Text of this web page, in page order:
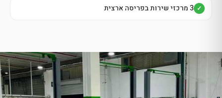
✓ 3 מרכזי שירות בפריסה ארצית